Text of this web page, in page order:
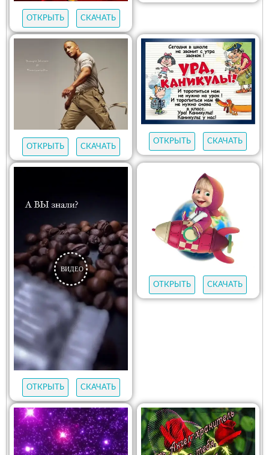
ОТКРЫТЬ СКАЧАТЬ
ОТКРЫТЬ СКАЧАТЬ
ОТКРЫТЬ СКАЧАТЬ
ОТКРЫТЬ СКАЧАТЬ
ОТКРЫТЬ СКАЧАТЬ